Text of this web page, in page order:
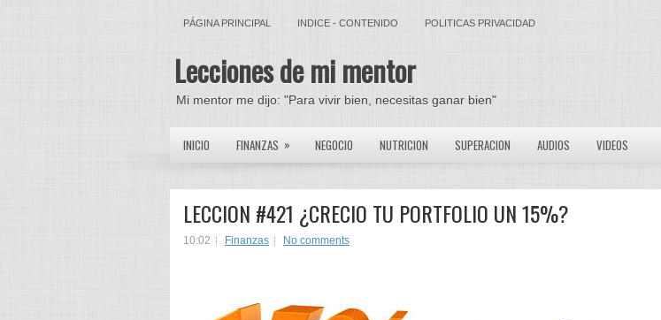
PÁGINA PRINCIPAL INDICE - CONTENIDO POLITICAS PRIVACIDAD
Lecciones de mi mentor
Mi mentor me dijo: "Para vivir bien, necesitas ganar bien"
INICIO FINANZAS » NEGOCIO NUTRICION SUPERACION AUDIOS VIDEOS
LECCION #421 ¿CRECIO TU PORTFOLIO UN 15%?
10:02 Finanzas No comments